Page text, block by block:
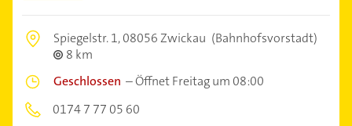
Spiegelstr. 1,08056 Zwickau (Bahnhofsvorstadt)
8 km
Geschlossen –Öffnet Freitag um 08:00
0174 7 77 05 60